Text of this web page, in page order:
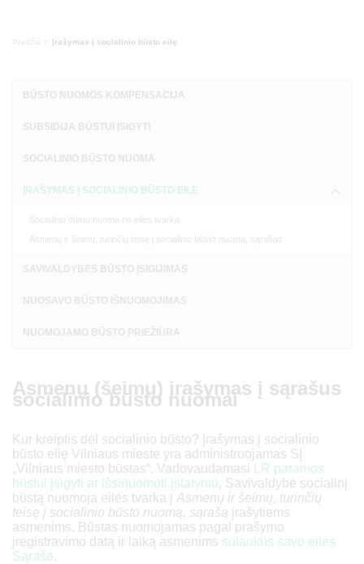
Pradžia Įrašymas į socialinio būsto eilę
BŪSTO NUOMOS KOMPENSACIJA
SUBSIDIJA BŪSTUI ĮSIGYTI
SOCIALINIO BŪSTO NUOMA
ĮRAŠYMAS Į SOCIALINIO BŪSTO EILĘ
Socialinio būsto nuoma ne eilės tvarka
Asmenų ir šeimų, turinčių teisę į socialinio būsto nuomą, sąrašas
SAVIVALDYBĖS BŪSTO ĮSIGIJIMAS
NUOSAVO BŪSTO IŠNUOMOJIMAS
NUOMOJAMO BŪSTO PRIEŽIŪRA
Asmenų (šeimų) įrašymas į sąrašus
socialinio būsto nuomai
Kur kreiptis dėl socialinio būsto? Įrašymas į socialinio
būsto eilę Vilniaus mieste yra administruojamas SĮ
„Vilniaus miesto būstas“. Vadovaudamasi
LR paramos
būstui įsigyti ar išsinuomoti įstatymu, Savivaldybė socialinį
būstą nuomoja eilės tvarka į Asmenų ir šeimų, turinčių
teisę į socialinio būsto nuomą, sąrašą įrašytiems
asmenims. Būstas nuomojamas pagal prašymo
įregistravimo datą ir laiką asmenims sulaukus savo eilės
Sąraše.